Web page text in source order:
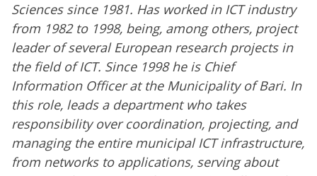
Sciences since 1981. Has worked in ICT industry
from 1982 to 1998, being, among others, project
leader of several European research projects in
the field of ICT. Since 1998 he is Chief
Information Officer at the Municipality of Bari. In
this role, leads a department who takes
responsibility over coordination, projecting, and
managing the entire municipal ICT infrastructure,
from networks to applications, serving about